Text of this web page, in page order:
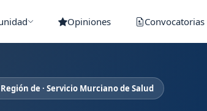
Opiniones Convocatorias
de · Servicio Murciano de Salud